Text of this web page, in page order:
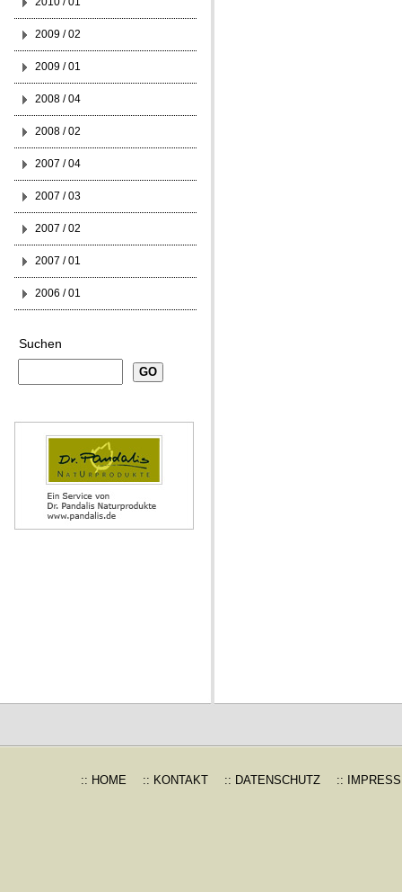
2009 / 02
2009 / 01
2008 / 04
2008 / 02
2007 / 04
2007 / 03
2007 / 02
2007 / 01
2006 / 01
Suchen
:: HOME :: KONTAKT :: DATENSCHUTZ ::